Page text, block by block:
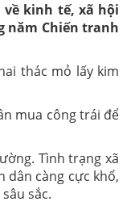
kinh tế, xã hội
năm Chiến tranh
thác mỏ lấy kim
mua công trái để
Tình trạng xã
dân càng cực khổ,
sắc.